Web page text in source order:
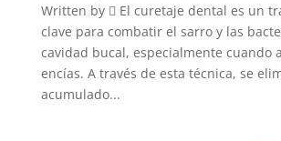
Written by  El curetaje dental es un
clave para combatir el sarro y las
cavidad bucal, especialmente cuando
encías. A través de esta técnica, se
acumulado...